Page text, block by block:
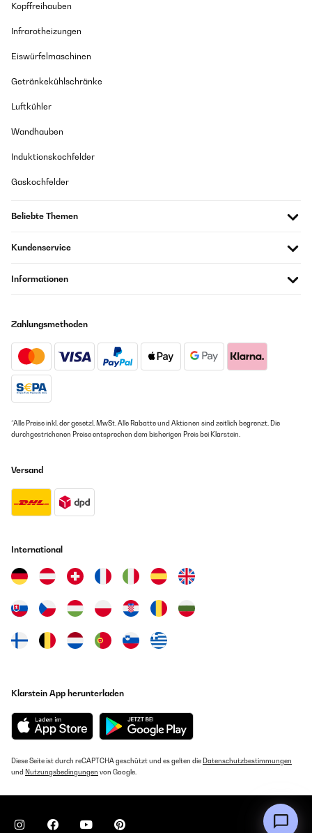
Kopffreihauben
Infrarotheizungen
Eiswürfelmaschinen
Getränkekühlschränke
Luftkühler
Wandhauben
Induktionskochfelder
Gaskochfelder
Beliebte Themen
Kundenservice
Informationen
Zahlungsmethoden
*Alle Preise inkl. der gesetzl. MwSt. Alle Rabatte und Aktionen sind zeitlich begrenzt. Die
durchgestrichenen Preise entsprechen dem bisherigen Preis bei Klarstein.
Versand
International
Klarstein App herunterladen
Diese Seite ist durch reCAPTCHA geschützt und es gelten die Datenschutzbestimmungen
und Nutzungsbedingungen von Google.